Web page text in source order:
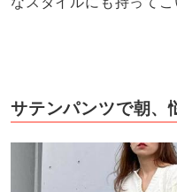
サテンパンツで朝、